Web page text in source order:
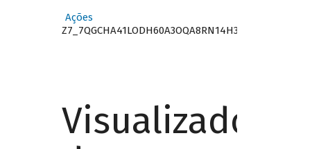
Ações
Z7_7QGCHA41LODH60A3OQA8RN14H3
Visualizador